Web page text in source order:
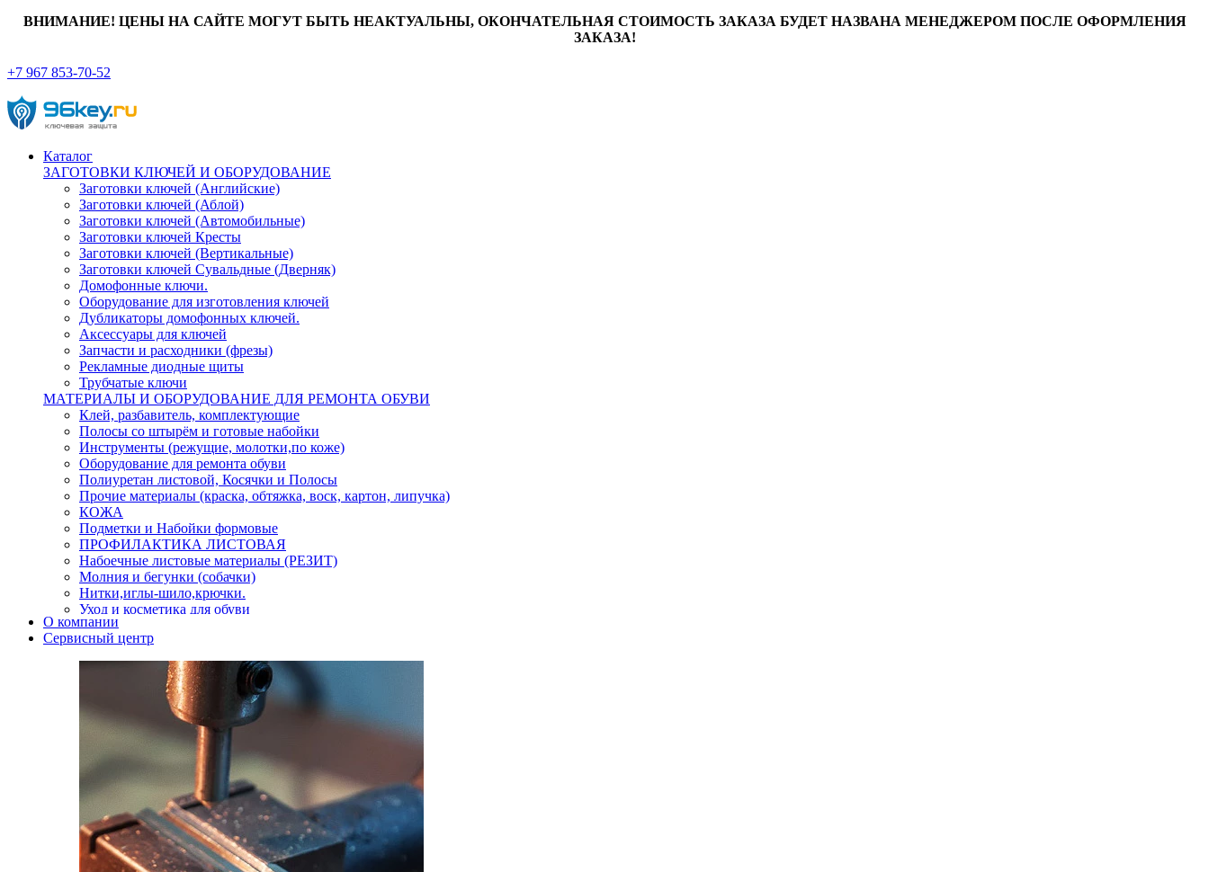
ВНИМАНИЕ! ЦЕНЫ НА САЙТЕ МОГУТ БЫТЬ НЕАКТУАЛЬНЫ, ОКОНЧАТЕЛЬНАЯ СТОИМОСТЬ ЗАКАЗА БУДЕТ НАЗВАНА МЕНЕДЖЕРОМ ПОСЛЕ ОФОРМЛЕНИЯ
ЗАКАЗА!
+7 967 853-70-52
Каталог
ЗАГОТОВКИ КЛЮЧЕЙ И ОБОРУДОВАНИЕ
Заготовки ключей (Английские)
Заготовки ключей (Аблой)
Заготовки ключей (Автомобильные)
Заготовки ключей Кресты
Заготовки ключей (Вертикальные)
Заготовки ключей Сувальдные (Дверняк)
Домофонные ключи.
Оборудование для изготовления ключей
Дубликаторы домофонных ключей.
Аксессуары для ключей
Запчасти и расходники (фрезы)
Рекламные диодные щиты
Трубчатые ключи
МАТЕРИАЛЫ И ОБОРУДОВАНИЕ ДЛЯ РЕМОНТА ОБУВИ
Клей, разбавитель, комплектующие
Полосы со штырём и готовые набойки
Инструменты (режущие, молотки,по коже)
Оборудование для ремонта обуви
Полиуретан листовой, Косячки и Полосы
Прочие материалы (краска, обтяжка, воск, картон, липучка)
КОЖА
Подметки и Набойки формовые
ПРОФИЛАКТИКА ЛИСТОВАЯ
Набоечные листовые материалы (РЕЗИТ)
Молния и бегунки (собачки)
Нитки,иглы-шило,крючки.
Уход и косметика для обуви
Кнопки (магнитые,кобурные)
Пряжки для ремня
О компании
Сервисный центр